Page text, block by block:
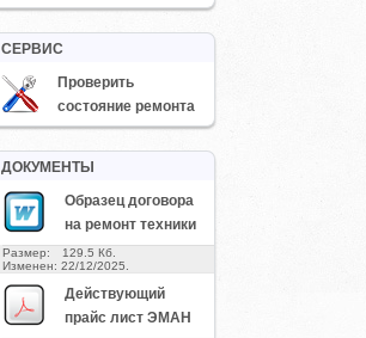
СЕРВИС
Проверить
состояние ремонта
ДОКУМЕНТЫ
Образец договора
на ремонт техники
Размер: 129.5 Кб.
Изменен: 22/12/2025.
Действующий
прайс лист ЭМАН